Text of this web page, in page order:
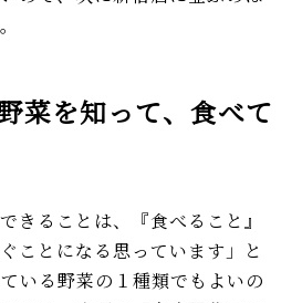
菜を知って、食べて
きることは、『食べること』
ことになる思っています」と
いる野菜の１種類でもよいの